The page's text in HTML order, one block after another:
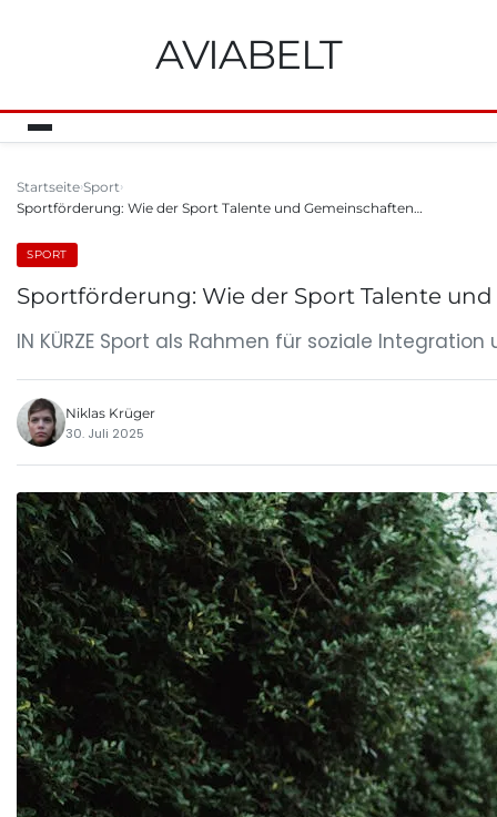
AVIABELT
Startseite Sport
Sportförderung: Wie der Sport Talente und Gemeinschaften…
SPORT
Sportförderung: Wie der Sport Talente
IN KÜRZE Sport als Rahmen für soziale
Niklas Krüger
30. Juli 2025